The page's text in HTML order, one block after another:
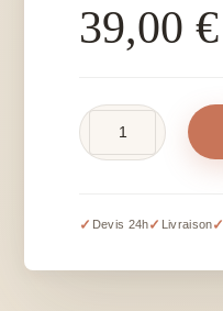
39,00€
noire
roulettes
✓ Devis 24h✓ Livraison✓